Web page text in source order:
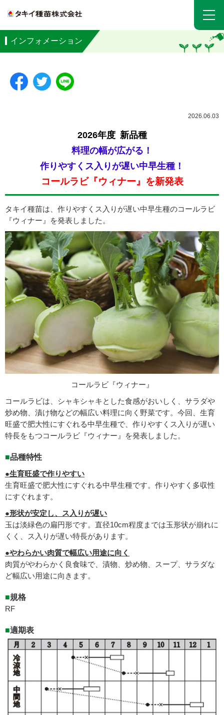
インフォメーション
2026.06.03
2026年度 新品種
料理の幅が広がる！
作りやすくス入りが遅い中早生種！
コールラビ『ウィナー』を新発表
タキイ種苗は、作りやすくス入りが遅い中早生種のコールラビ
『ウィナー』を発表しました。
コールラビ『ウィナー』
コールラビは、シャキシャキとした食感がおいしく、サラダや
炒め物、漬け物などの幅広い料理に向く野菜です。今回、生育
旺盛で肥大性にすぐれる中早生種で、作りやすくス入りが遅い
特長をもつコールラビ『ウィナー』を発表しました。
■品種特性
●生育旺盛で作りやすい
生育旺盛で肥大性にすぐれる中早生種です。作りやすく多収性
にすぐれます。
●形状が安定し、ス入りが遅い
玉は淡緑色の扁円形です。直径10cm程度までは玉形状が崩れに
くく、ス入りが遅い特長があります。
●やわらかい肉質で幅広い用途に向く
肉質がやわらかく良食味で、漬物、炒め物、スープ、サラダな
ど幅広い用途に向きます。
■規格
RF
■適期表